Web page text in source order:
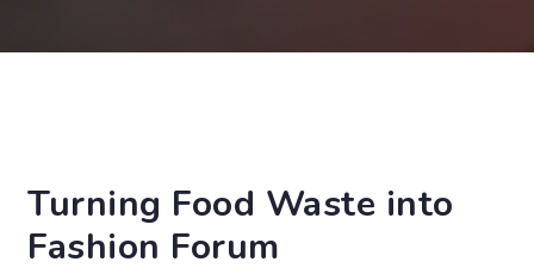
Turning Food Waste into
Fashion Forum